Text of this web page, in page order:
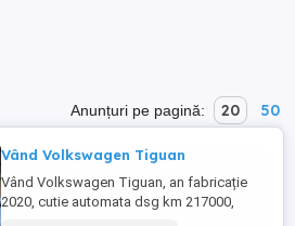
Anunțuri pe pagină: 20 50
Vând Volkswagen Tiguan
Vând Volkswagen Tiguan, an fabricație
2020, cutie automata dsg km 217000,